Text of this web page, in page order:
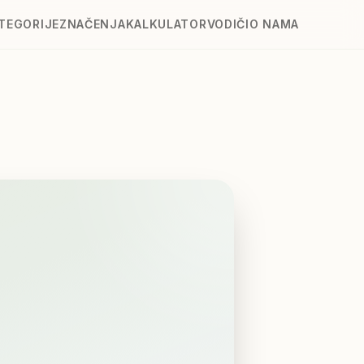
ZNAČENJAKALKULATORVODIČIO NAMA